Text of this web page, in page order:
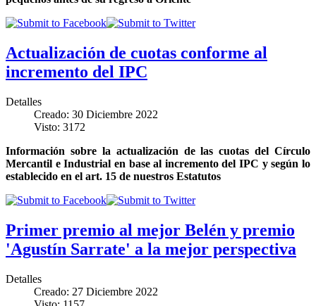
Actualización de cuotas conforme al
incremento del IPC
Detalles
Creado: 30 Diciembre 2022
Visto: 3172
Información sobre la actualización de las cuotas del Círculo
Mercantil e Industrial en base al incremento del IPC y según lo
establecido en el art. 15 de nuestros Estatutos
Primer premio al mejor Belén y premio
'Agustín Sarrate' a la mejor perspectiva
Detalles
Creado: 27 Diciembre 2022